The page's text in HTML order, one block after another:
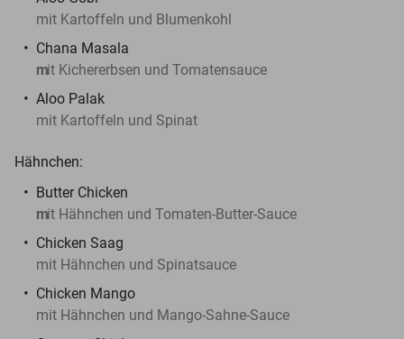
mit Kartoffeln und Blumenkohl
Chana Masala
mit Kichererbsen und Tomatensauce
Aloo Palak
mit Kartoffeln und Spinat
Hähnchen:
Butter Chicken
mit Hähnchen und Tomaten-Butter-Sauce
Chicken Saag
mit Hähnchen und Spinatsauce
Chicken Mango
mit Hähnchen und Mango-Sahne-Sauce